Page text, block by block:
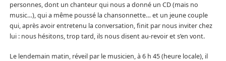
personnes, dont un chanteur qui nous a donné un CD (mais no
music…), qui a même poussé la chansonnette… et un jeune couple
qui, après avoir entretenu la conversation, finit par nous inviter chez
lui : nous hésitons, trop tard, ils nous disent au-revoir et s’en vont.
Le lendemain matin, réveil par le musicien, à 6 h 45 (heure locale), il